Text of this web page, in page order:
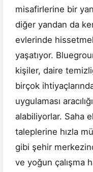
misafirlerine bir
diğer yandan da
evlerinde
yaşatıyor.
kişiler, daire
birçok
uygulaması
alabiliyorlar. Saha
taleplerine hızla
gibi şehir
ve yoğun çalışma